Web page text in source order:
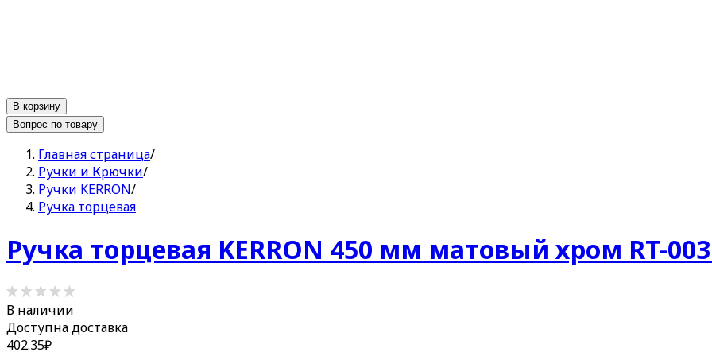
В корзину
Вопрос по товару
Главная страница/
Ручки и Крючки/
Ручки KERRON/
Ручка торцевая
Ручка торцевая KERRON 450 мм матовый хром RT-003
В наличии
Доступна доставка
402.35₽